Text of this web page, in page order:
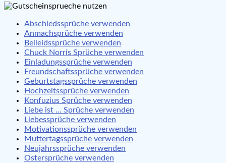
Abschiedssprüche verwenden
Anmachsprüche verwenden
Beileidssprüche verwenden
Chuck Norris Sprüche verwenden
Einladungssprüche verwenden
Freundschaftssprüche verwenden
Geburtstagssprüche verwenden
Hochzeitssprüche verwenden
Konfuzius Sprüche verwenden
Liebe ist … Sprüche verwenden
Liebessprüche verwenden
Motivationssprüche verwenden
Muttertagssprüche verwenden
Neujahrssprüche verwenden
Ostersprüche verwenden